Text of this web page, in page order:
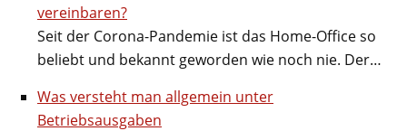
vereinbaren?
Seit der Corona-Pandemie ist das Home-Office so
beliebt und bekannt geworden wie noch nie. Der…
Was versteht man allgemein unter
Betriebsausgaben